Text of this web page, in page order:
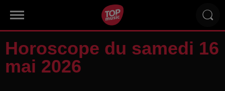
Horoscope du samedi 16
mai 2026